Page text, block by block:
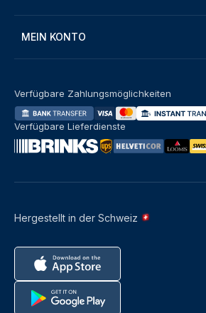
MEIN KONTO
Hergestellt in der Schweiz
Verfügbare Zahlungsmöglichkeiten
Verfügbare Lieferdienste